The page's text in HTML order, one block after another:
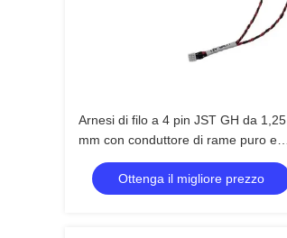
Arnesi di filo a 4 pin JST GH da 1,25
mm con conduttore di rame puro e
lunghezza personalizzata per
elettrodomestici
Ottenga il migliore prezzo